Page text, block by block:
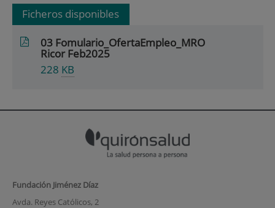
Ficheros disponibles
03 Fomulario_OfertaEmpleo_MRO
Ricor Feb2025
228 KB
Fundación Jiménez Díaz
Avda. Reyes Católicos, 2